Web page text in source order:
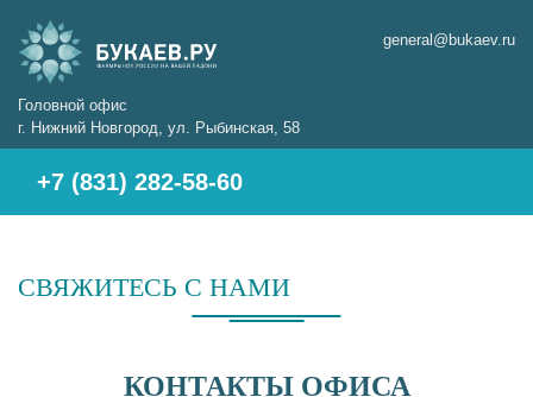
general@bukaev.ru
Головной офис
г. Нижний Новгород, ул. Рыбинская, 58
+7 (831) 282-58-60
СВЯЖИТЕСЬ С НАМИ
КОНТАКТЫ ОФИСА